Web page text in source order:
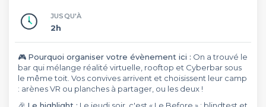
JUSQU'À
2h
🎮 Pourquoi organiser votre évènement ici : On a trouvé le
bar qui mélange réalité virtuelle, rooftop et Cyberbar sous
le même toit. Vos convives arrivent et choisissent leur camp
: arènes VR ou planches à partager, ou les deux !